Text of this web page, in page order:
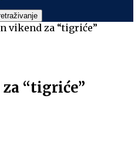
vikend za “tigriće”
“tigriće”